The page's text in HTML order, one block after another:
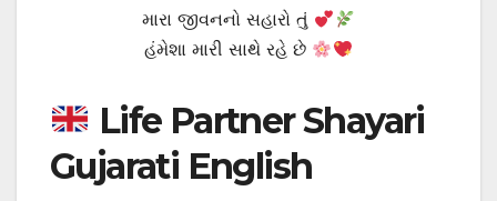
મારા જીવનનો સહારો તું
હંમેશા મારી સાથે રહે છે
Life Partner Shayari
Gujarati English